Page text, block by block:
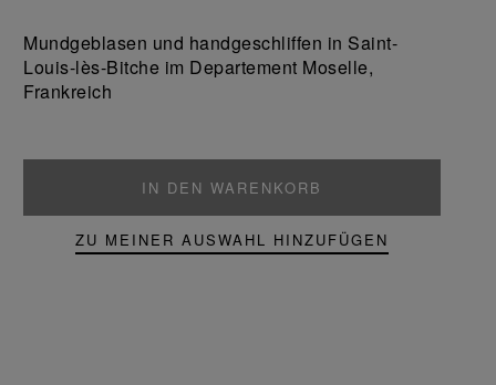
Produkt
Mundgeblasen und handgeschliffen in Saint-
Louis-lès-Bitche im Departement Moselle,
Frankreich
IN DEN WARENKORB
ZU MEINER AUSWAHL HINZUFÜGEN